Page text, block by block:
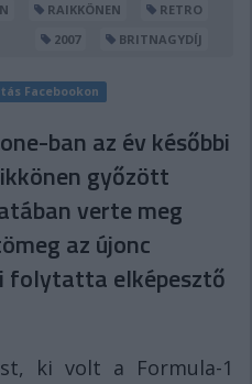
RAIKKÖNEN
RETRO
2007
BRITNAGYDÍJ
Facebookon
ban az év későbbi
győzött
verte meg
az újonc
elképesztő
ki volt a Formula-1